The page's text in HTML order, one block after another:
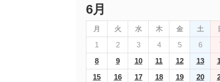
6月
月 火 水 木 金 土
1 2 3 4 5 6
8
9 10 11 12 13
15
16 17 18 19 20